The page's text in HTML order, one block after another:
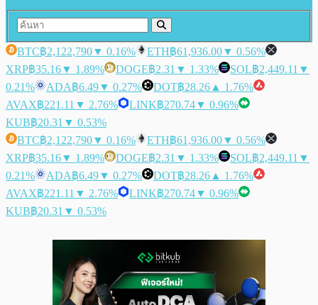
BTC฿2,122,790▼ 0.16% ETH฿61,936.00▼ 0.56%
XRP฿35.16▼ 1.89% DOGE฿2.31 ▼ 1.33% SOL฿2,449.11 ▼
0.21%
ADA฿6.49▼ 0.27% DOT฿28.26 ▲ 1.76%
AVAX฿221.11 ▼ 2.76% LINK฿270.74▼ 0.96%
KUB฿20.31 ▼ 0.53%
BTC฿2,122,790▼ 0.16% ETH฿61,936.00▼ 0.56%
XRP฿35.16▼ 1.89% DOGE฿2.31 ▼ 1.33% SOL฿2,449.11 ▼
0.21%
ADA฿6.49▼ 0.27% DOT฿28.26 ▲ 1.76%
AVAX฿221.11 ▼ 2.76% LINK฿270.74▼ 0.96%
KUB฿20.31 ▼ 0.53%